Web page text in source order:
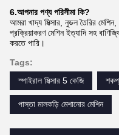
6.আপনার পণ্য পরিসীমা কি?
আমরা খাদ্য মিক্সার, নুডল তৈরির
প্রক্রিয়াকরণ মেশিন ইত্যাদি সহ
করতে পারি।
Tags:
স্পাইরাল মিক্সার 5 কেজি
পাস্তা মালকড়ি মেশানোর মেশিন